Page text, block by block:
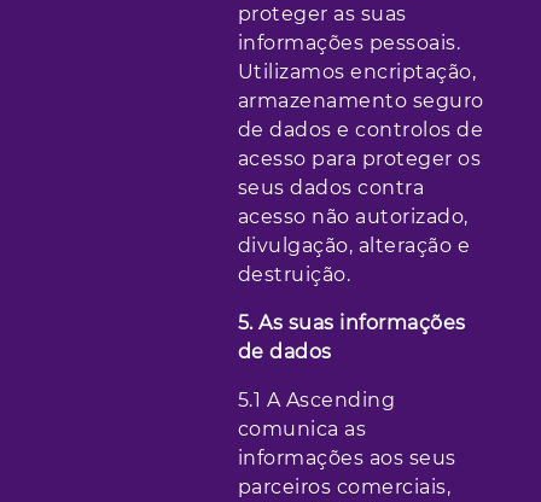
proteger as suas
informações pessoais.
Utilizamos encriptação,
armazenamento seguro
de dados e controlos de
acesso para proteger os
seus dados contra
acesso não autorizado,
divulgação, alteração e
destruição.
5. As suas informações
de dados
5.1 A Ascending
comunica as
informações aos seus
parceiros comerciais,